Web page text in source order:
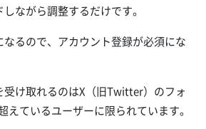
ながら調整するだけです。
るので、アカウント登録が必須にな
受け取れるのはX（旧Twitter）のフォ
えているユーザーに限られています。